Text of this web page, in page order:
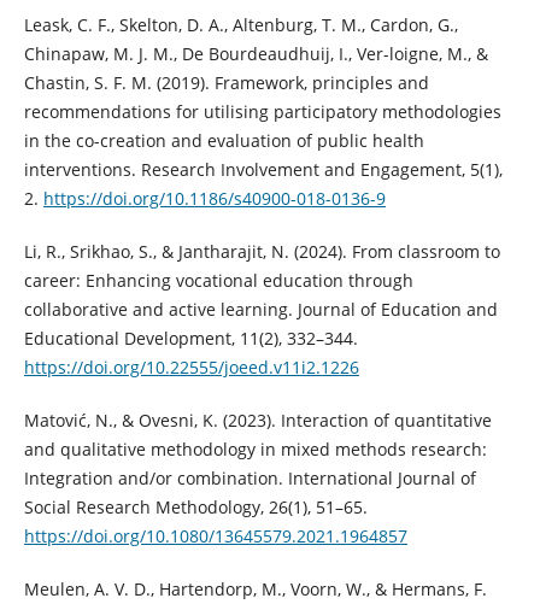
Leask, C. F., Skelton, D. A., Altenburg, T. M., Cardon, G.,
Chinapaw, M. J. M., De Bourdeaudhuij, I., Ver-loigne, M., &
Chastin, S. F. M. (2019). Framework, principles and
recommendations for utilising participatory methodologies
in the co-creation and evaluation of public health
interventions. Research Involvement and Engagement, 5(1),
2. https://doi.org/10.1186/s40900-018-0136-9
Li, R., Srikhao, S., & Jantharajit, N. (2024). From classroom to
career: Enhancing vocational education through
collaborative and active learning. Journal of Education and
Educational Development, 11(2), 332–344.
https://doi.org/10.22555/joeed.v11i2.1226
Matović, N., & Ovesni, K. (2023). Interaction of quantitative
and qualitative methodology in mixed methods research:
Integration and/or combination. International Journal of
Social Research Methodology, 26(1), 51–65.
https://doi.org/10.1080/13645579.2021.1964857
Meulen, A. V. D., Hartendorp, M., Voorn, W., & Hermans, F.